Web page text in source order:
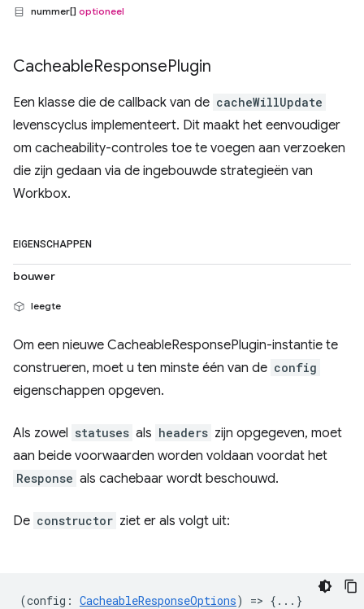
nummer[] optioneel
CacheableResponsePlugin
Een klasse die de callback van de cacheWillUpdate
levenscyclus implementeert. Dit maakt het eenvoudiger
om cacheability-controles toe te voegen aan verzoeken
die zijn gedaan via de ingebouwde strategieën van
Workbox.
EIGENSCHAPPEN
bouwer
leegte
Om een ​​nieuwe CacheableResponsePlugin-instantie te
construeren, moet u ten minste één van de config
eigenschappen opgeven.
Als zowel statuses als headers zijn opgegeven, moet
aan beide voorwaarden worden voldaan voordat het
Response als cachebaar wordt beschouwd.
De constructor ziet er als volgt uit:
(config : CacheableResponseOptions) => {...}